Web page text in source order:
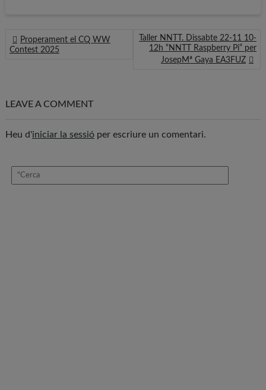
NAVEGACIÓ
D'ENTRADES
Properament el CQ WW
Contest 2025
Taller NNTT. Dissabte 22-11 10-
12h “NNTT Raspberry Pi” per
JosepMª Gaya EA3FUZ
LEAVE A COMMENT
Heu d'iniciar la sessióper escriure un comentari.